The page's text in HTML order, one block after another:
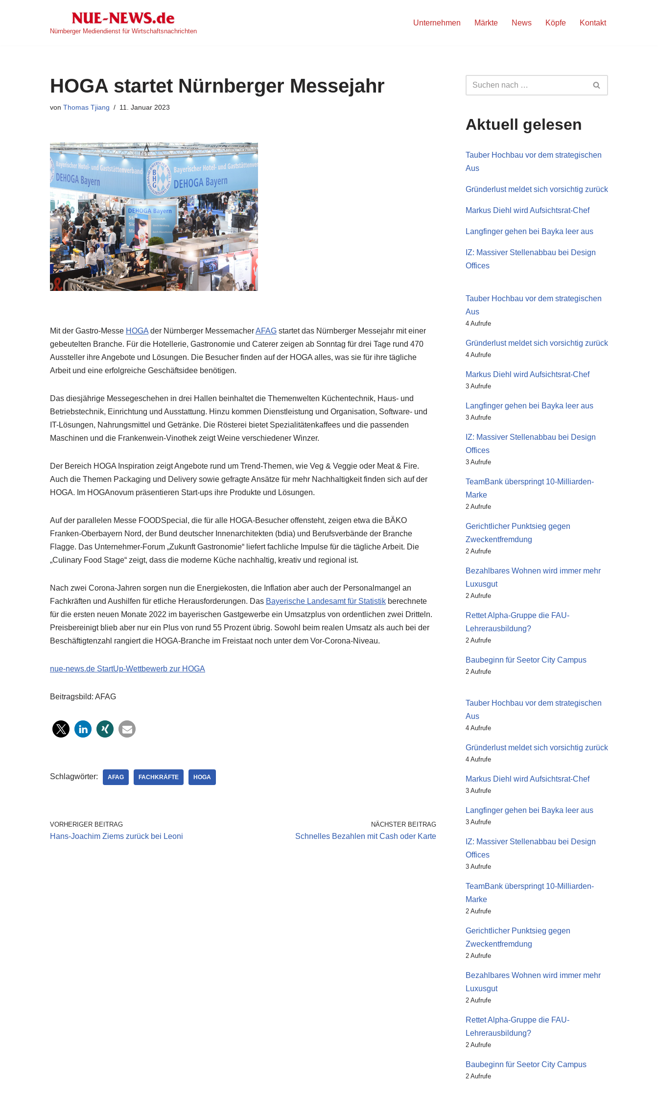
Nürnberger Mediendienst für Wirtschaftsnachrichten
Unternehmen Märkte News Köpfe Kontakt
HOGA startet Nürnberger Messejahr
von Thomas Tjiang 11. Januar 2023
Mit der Gastro-Messe HOGA der Nürnberger MessemacherAFAG startet das Nürnberger Messejahr mit einer
gebeutelten Branche. Für die Hotellerie, Gastronomie und Caterer zeigen ab Sonntag für drei Tage rund 470
Aussteller ihre Angebote und Lösungen. Die Besucher finden auf der HOGA alles, was sie für ihre tägliche
Arbeit und eine erfolgreiche Geschäftsidee benötigen.
Das diesjährige Messegeschehen in drei Hallen beinhaltet die Themenwelten Küchentechnik, Haus- und
Betriebstechnik, Einrichtung und Ausstattung. Hinzu kommen Dienstleistung und Organisation, Software- und
IT-Lösungen, Nahrungsmittel und Getränke. Die Rösterei bietet Spezialitätenkaffees und die passenden
Maschinen und die Frankenwein-Vinothek zeigt Weine verschiedener Winzer.
Der Bereich HOGA Inspiration zeigt Angebote rund um Trend-Themen, wie Veg & Veggie oder Meat & Fire.
Auch die Themen Packaging und Delivery sowie gefragte Ansätze für mehr Nachhaltigkeit finden sich auf der
HOGA. Im HOGAnovum präsentieren Start-ups ihre Produkte und Lösungen.
Auf der parallelen Messe FOODSpecial, die für alle HOGA-Besucher offensteht, zeigen etwa die BÄKO
Franken-Oberbayern Nord, der Bund deutscher Innenarchitekten (bdia) und Berufsverbände der Branche
Flagge. Das Unternehmer-Forum „Zukunft Gastronomie“ liefert fachliche Impulse für die tägliche Arbeit. Die
„Culinary Food Stage“ zeigt, dass die moderne Küche nachhaltig, kreativ und regional ist.
Nach zwei Corona-Jahren sorgen nun die Energiekosten, die Inflation aber auch der Personalmangel an
Fachkräften und Aushilfen für etliche Herausforderungen. Das Bayerische Landesamt für Statistik berechnete
für die ersten neuen Monate 2022 im bayerischen Gastgewerbe ein Umsatzplus von ordentlichen zwei Dritteln.
Preisbereinigt blieb aber nur ein Plus von rund 55 Prozent übrig. Sowohl beim realen Umsatz als auch bei der
Beschäftigtenzahl rangiert die HOGA-Branche im Freistaat noch unter dem Vor-Corona-Niveau.
nue-news.de StartUp-Wettbewerb zur HOGA
Beitragsbild: AFAG
Schlagwörter: AFAG FACHKRÄFTE HOGA
VORHERIGER BEITRAG
Hans-Joachim Ziems zurück bei Leoni
NÄCHSTER BEITRAG
Schnelles Bezahlen mit Cash oder Karte
Aktuell gelesen
Tauber Hochbau vor dem strategischen
Aus
Gründerlust meldet sich vorsichtig zurück
Markus Diehl wird Aufsichtsrat-Chef
Langfinger gehen bei Bayka leer aus
IZ: Massiver Stellenabbau bei Design
Offices
Tauber Hochbau vor dem strategischen
Aus
4 Aufrufe
Gründerlust meldet sich vorsichtig zurück
4 Aufrufe
Markus Diehl wird Aufsichtsrat-Chef
3 Aufrufe
Langfinger gehen bei Bayka leer aus
3 Aufrufe
IZ: Massiver Stellenabbau bei Design
Offices
3 Aufrufe
TeamBank überspringt 10-Milliarden-
Marke
2 Aufrufe
Gerichtlicher Punktsieg gegen
Zweckentfremdung
2 Aufrufe
Bezahlbares Wohnen wird immer mehr
Luxusgut
2 Aufrufe
Rettet Alpha-Gruppe die FAU-
Lehrerausbildung?
2 Aufrufe
Baubeginn für Seetor City Campus
2 Aufrufe
Tauber Hochbau vor dem strategischen
Aus
4 Aufrufe
Gründerlust meldet sich vorsichtig zurück
4 Aufrufe
Markus Diehl wird Aufsichtsrat-Chef
3 Aufrufe
Langfinger gehen bei Bayka leer aus
3 Aufrufe
IZ: Massiver Stellenabbau bei Design
Offices
3 Aufrufe
TeamBank überspringt 10-Milliarden-
Marke
2 Aufrufe
Gerichtlicher Punktsieg gegen
Zweckentfremdung
2 Aufrufe
Bezahlbares Wohnen wird immer mehr
Luxusgut
2 Aufrufe
Rettet Alpha-Gruppe die FAU-
Lehrerausbildung?
2 Aufrufe
Baubeginn für Seetor City Campus
2 Aufrufe